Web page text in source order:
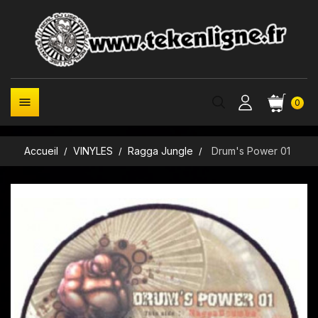
0

Accueil VINYLES Ragga Jungle Drum's Power 01